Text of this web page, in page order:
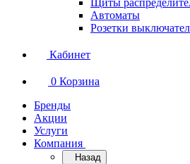
Щиты
Автоматы
Розетки
Кабинет
0 Корзина
Бренды
Акции
Услуги
Компания
Назад